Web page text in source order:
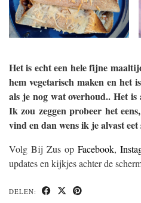
Het is echt een hele fijne
hem vegetarisch maken en het
als je nog wat overhoud.. Het
Ik zou zeggen probeer het
vind en dan wens ik je alvast
Volg Bij Zus op Facebook,
updates en kijkjes achter de
DELEN: